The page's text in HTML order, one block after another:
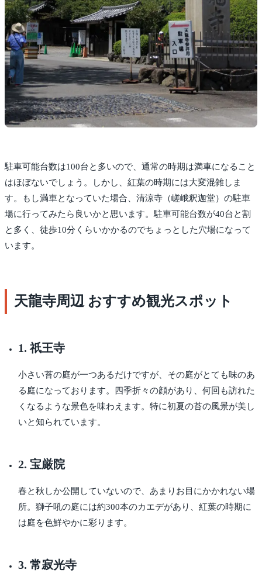
駐車可能台数は100台と多いので、通常の時期は満車になること
はほぼないでしょう。しかし、紅葉の時期には大変混雑しま
す。もし満車となっていた場合、清涼寺（嵯峨釈迦堂）の駐車
場に行ってみたら良いかと思います。駐車可能台数が40台と割
と多く、徒歩10分くらいかかるのでちょっとした穴場になって
います。
天龍寺周辺 おすすめ観光スポット
1. 祇王寺
小さい苔の庭が一つあるだけですが、その庭がとても味のあ
る庭になっております。四季折々の顔があり、何回も訪れた
くなるような景色を味わえます。特に初夏の苔の風景が美し
いと知られています。
2. 宝厳院
春と秋しか公開していないので、あまりお目にかかれない場
所。獅子吼の庭には約300本のカエデがあり、紅葉の時期に
は庭を色鮮やかに彩ります。
3. 常寂光寺